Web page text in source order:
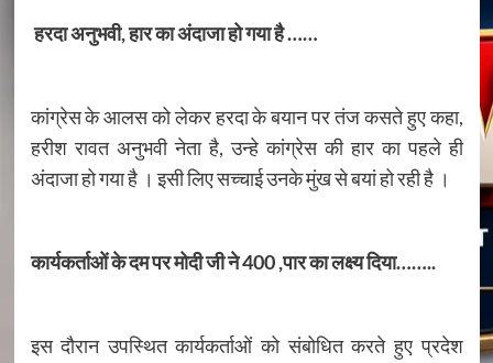
हरदा अनुभवी, हार का अंदाजा हो गया है ……
कांग्रेस के आलस को लेकर हरदा के बयान पर तंज कसते हुए कहा,
हरीश रावत अनुभवी नेता है, उन्हे कांग्रेस की हार का पहले ही
अंदाजा हो गया है । इसी लिए सच्चाई उनके मुंख से बयां हो रही है ।
कार्यकर्ताओं के दम पर मोदी जी ने 400 ,पार का लक्ष्य दिया……..
इस दौरान उपस्थित कार्यकर्ताओं को संबोधित करते हुए प्रदेश